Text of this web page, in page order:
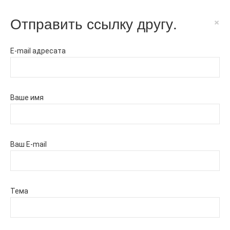
Отправить ссылку другу. ×
E-mail адресата
Ваше имя
Ваш E-mail
Тема